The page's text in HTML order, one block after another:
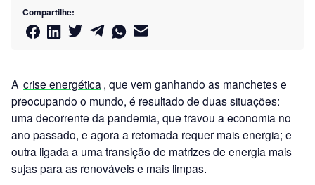
Compartilhe:
A crise energética , que vem ganhando as manchetes e
preocupando o mundo, é resultado de duas situações:
uma decorrente da pandemia, que travou a economia no
ano passado, e agora a retomada requer mais energia; e
outra ligada a uma transição de matrizes de energia mais
sujas para as renováveis e mais limpas.